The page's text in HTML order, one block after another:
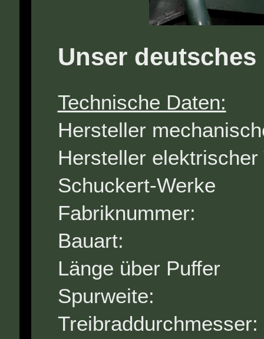
Unser
Technische Daten:
Hersteller
Hersteller
Schuckert-Werke
Bauart:
Länge über